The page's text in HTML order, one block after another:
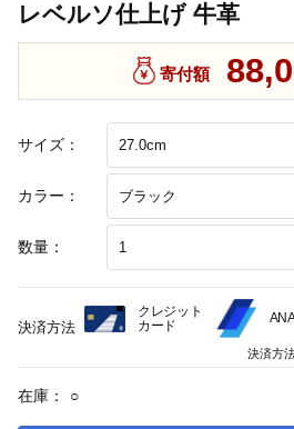
レベルソ仕上げ 牛革
サイズ：
カラー：
数量：
寄付額
在庫： ○
決済方法
クレジット
カード
決済方